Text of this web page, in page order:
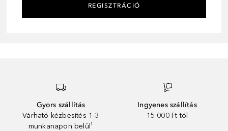
REGISZTRÁCIÓ
Gyors szállítás
Várható kézbesítés 1-3
munkanapon belül¹
Ingyenes szállítás
15 000 Ft-tól